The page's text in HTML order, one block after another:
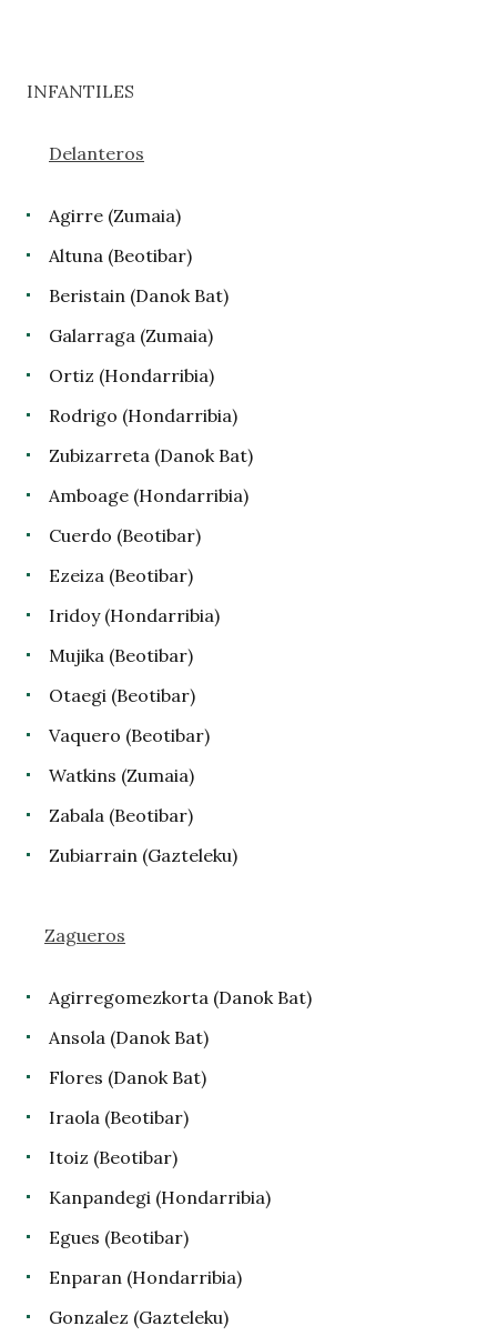
INFANTILES
Delanteros
Agirre (Zumaia)
Altuna (Beotibar)
Beristain (Danok Bat)
Galarraga (Zumaia)
Ortiz (Hondarribia)
Rodrigo (Hondarribia)
Zubizarreta (Danok Bat)
Amboage (Hondarribia)
Cuerdo (Beotibar)
Ezeiza (Beotibar)
Iridoy (Hondarribia)
Mujika (Beotibar)
Otaegi (Beotibar)
Vaquero (Beotibar)
Watkins (Zumaia)
Zabala (Beotibar)
Zubiarrain (Gazteleku)
Zagueros
Agirregomezkorta (Danok Bat)
Ansola (Danok Bat)
Flores (Danok Bat)
Iraola (Beotibar)
Itoiz (Beotibar)
Kanpandegi (Hondarribia)
Egues (Beotibar)
Enparan (Hondarribia)
Gonzalez (Gazteleku)